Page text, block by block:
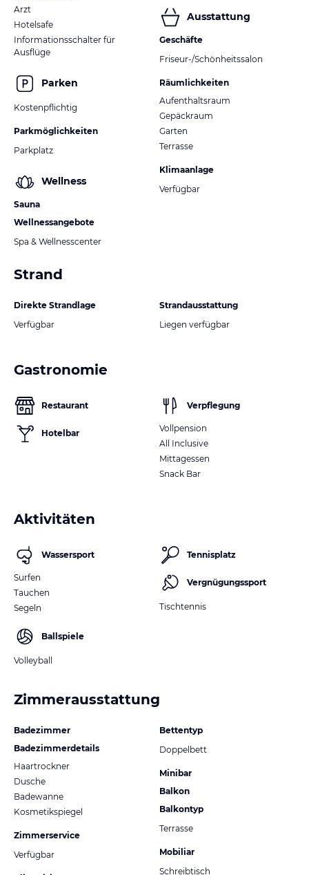
Arzt
Hotelsafe
Informationsschalter für
Ausflüge
Parken
Kostenpflichtig
Parkmöglichkeiten
Parkplatz
Wellness
Sauna
Wellnessangebote
Spa & Wellnesscenter
Ausstattung
Geschäfte
Friseur-/Schönheitssalon
Räumlichkeiten
Aufenthaltsraum
Gepäckraum
Garten
Terrasse
Klimaanlage
Verfügbar
Strand
Direkte Strandlage
Verfügbar
Strandausstattung
Liegen verfügbar
Gastronomie
Restaurant
Hotelbar
Verpflegung
Vollpension
All Inclusive
Mittagessen
Snack Bar
Aktivitäten
Wassersport
Surfen
Tauchen
Segeln
Ballspiele
Volleyball
Tennisplatz
Vergnügungssport
Tischtennis
Zimmerausstattung
Badezimmer
Badezimmerdetails
Haartrockner
Dusche
Badewanne
Kosmetikspiegel
Zimmerservice
Verfügbar
Bettentyp
Doppelbett
Minibar
Balkon
Balkontyp
Terrasse
Mobiliar
Schreibtisch